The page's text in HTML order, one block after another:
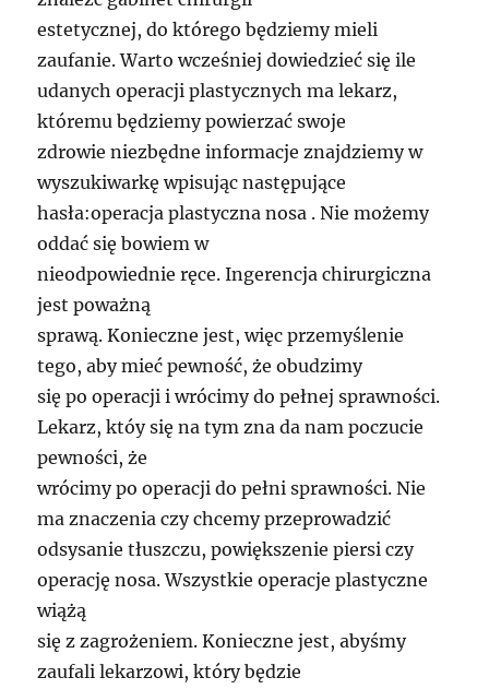
estetycznej, do którego będziemy mieli
zaufanie. Warto wcześniej dowiedzieć się ile
udanych operacji plastycznych ma lekarz,
któremu będziemy powierzać swoje
zdrowie niezbędne informacje znajdziemy w
wyszukiwarkę wpisując następujące
hasła:operacja plastyczna nosa . Nie możemy
oddać się bowiem w
nieodpowiednie ręce. Ingerencja chirurgiczna
jest poważną
sprawą. Konieczne jest, więc przemyślenie
tego, aby mieć pewność, że obudzimy
się po operacji i wrócimy do pełnej sprawności.
Lekarz, któy się na tym zna da nam poczucie
pewności, że
wrócimy po operacji do pełni sprawności. Nie
ma znaczenia czy chcemy przeprowadzić
odsysanie tłuszczu, powiększenie piersi czy
operację nosa. Wszystkie operacje plastyczne
wiążą
się z zagrożeniem. Konieczne jest, abyśmy
zaufali lekarzowi, który będzie